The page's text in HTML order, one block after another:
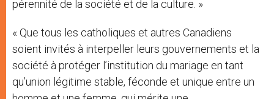
pérennité de la société et de la culture. »
« Que tous les catholiques et autres Canadiens
soient invités à interpeller leurs gouvernements et la
société à protéger l’institution du mariage en tant
qu’union légitime stable, féconde et unique entre un